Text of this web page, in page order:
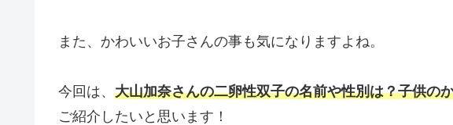
また、かわいいお子さんの事も気になりますよね。
今回は、 大山加奈さんの二卵性双子の名前や性別は？子供の
ご紹介したいと思います！